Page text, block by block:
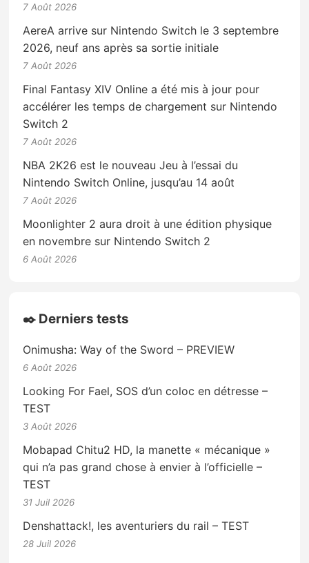
7 Août 2026
AereA arrive sur Nintendo Switch le 3 septembre
2026, neuf ans après sa sortie initiale
7 Août 2026
Final Fantasy XIV Online a été mis à jour pour
accélérer les temps de chargement sur Nintendo
Switch 2
7 Août 2026
NBA 2K26 est le nouveau Jeu à l’essai du
Nintendo Switch Online, jusqu’au 14 août
7 Août 2026
Moonlighter 2 aura droit à une édition physique
en novembre sur Nintendo Switch 2
6 Août 2026
✒️ Derniers tests
Onimusha: Way of the Sword – PREVIEW
6 Août 2026
Looking For Fael, SOS d’un coloc en détresse –
TEST
3 Août 2026
Mobapad Chitu2 HD, la manette « mécanique »
qui n’a pas grand chose à envier à l’officielle –
TEST
31 Juil 2026
Denshattack!, les aventuriers du rail – TEST
28 Juil 2026